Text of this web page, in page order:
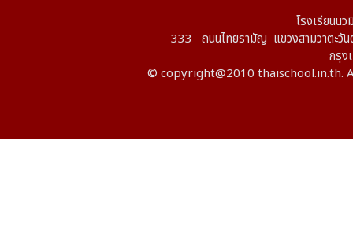
โรงเรียนน
333 ถนนไทยรามัญ แขวงสามวาตะวันต
กรุง
© copyright@2010 thaischool.in.th.